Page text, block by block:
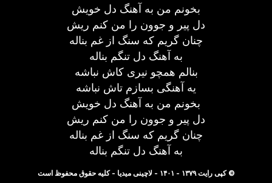
بخونم من به آهنگ دل خویش
دل پیر و جوون را من کنم ریش
چنان گریم که سنگ از غم بناله
به آهنگ دل تنگم بناله
بنالم همچو نیری کاش نباشه
یه آهنگی بسازم تاش نباشه
بخونم من به آهنگ دل خویش
دل پیر و جوون را من کنم ریش
چنان گریم که سنگ از غم بناله
به آهنگ دل تنگم بناله
© کپی رایت ۱۳۷۹ - ۱۴۰۱ - لاچینی میدیا - کلیه حقوق محفوظ است